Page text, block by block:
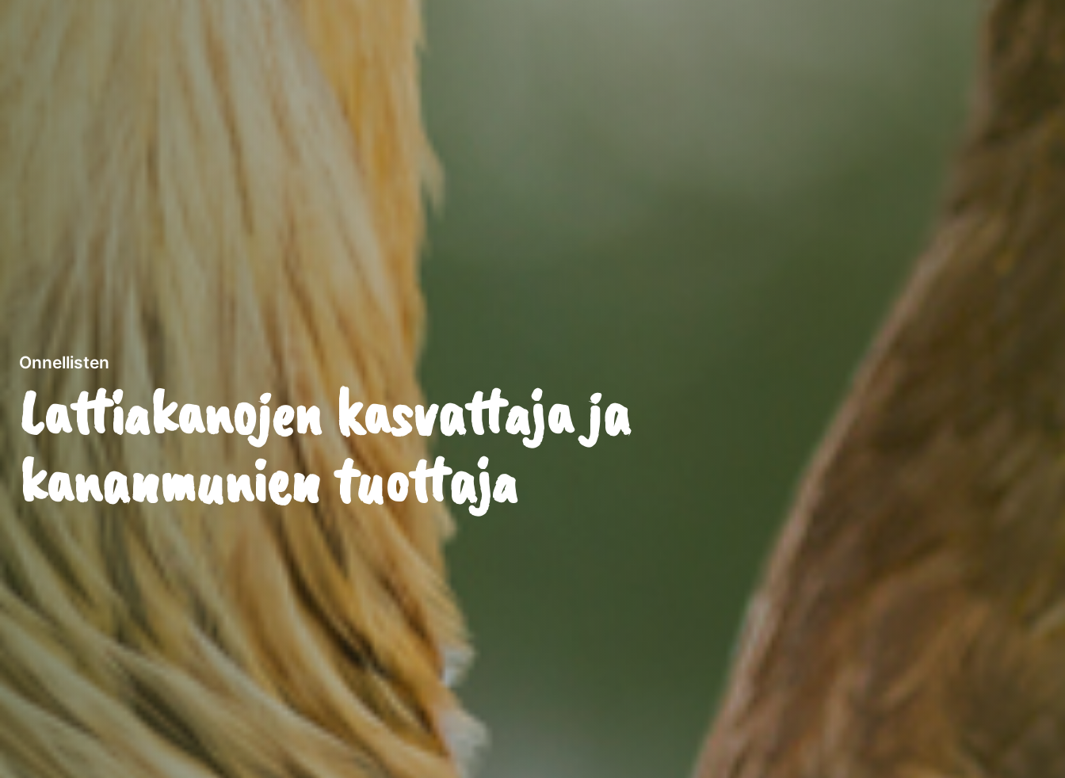
Onnellisten
Lattiakanojen kasvattaja ja
kananmunien tuottaja